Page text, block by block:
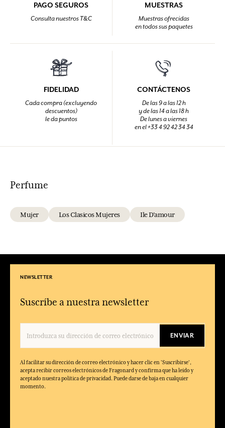
PAGO SEGUROS
Consulta nuestros T&C
MUESTRAS
Muestras ofrecidas
en todos sus paquetes
FIDELIDAD
Cada compra (excluyendo
descuentos)
le da puntos
CONTÁCTENOS
De las 9 a las 12 h
y de las 14 a las 18 h
De lunes a viernes
en el +33 4 92 42 34 34
Perfume
Mujer Los Clasicos Mujeres Ile D'amour
NEWSLETTER
Suscríbe a nuestra newsletter
ENVIAR
Al facilitar su dirección de correo electrónico y hacer clic en 'Suscribirse',
acepta recibir correos electrónicos de Fragonard y confirma que ha leído y
aceptado nuestra política de privacidad. Puede darse de baja en cualquier
momento.